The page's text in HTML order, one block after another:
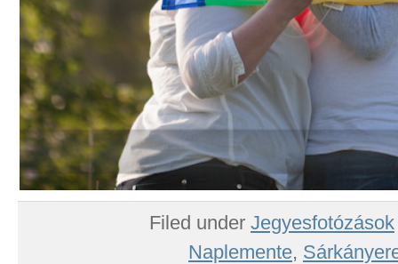
Filed under Jegyesfotózások
Naplemente,